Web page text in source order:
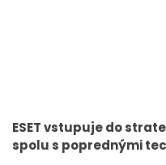
ESET vstupuje do
spolu s poprednými